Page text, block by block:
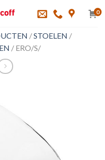
0
/STOELEN /
/ ERO/S/